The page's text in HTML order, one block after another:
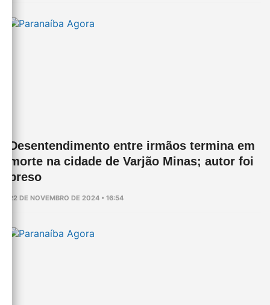
Desentendimento entre irmãos termina em
morte na cidade de Varjão Minas; autor foi
preso
22 DE NOVEMBRO DE 2024 • 16:54